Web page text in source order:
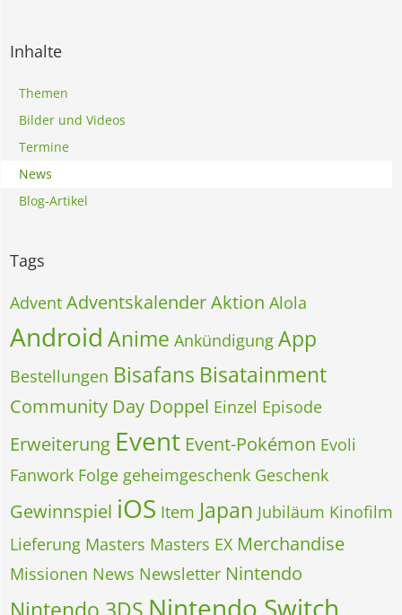
Inhalte
Themen
Bilder und Videos
Termine
News
Blog-Artikel
Tags
Advent AdventskalenderAktion Alola
Android Anime Ankündigung App
Bestellungen Bisafans Bisatainment
Community Day Doppel Einzel Episode
Erweiterung Event Event-Pokémon Evoli
Fanwork Folge geheimgeschenk Geschenk
Gewinnspiel iOS Item Japan Jubiläum Kinofilm
Lieferung Masters Masters EX Merchandise
Missionen News Newsletter Nintendo
Nintendo Switch